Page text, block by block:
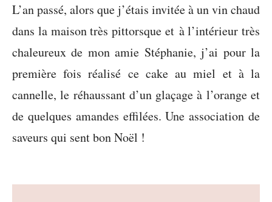
L’an passé, alors que j’étais invitée à un vin chaud
dans la maison très pittorsque et à l’intérieur très
chaleureux de mon amie Stéphanie, j’ai pour la
première fois réalisé ce cake au miel et à la
cannelle, le réhaussant d’un glaçage à l’orange et
de quelques amandes effilées. Une association de
saveurs qui sent bon Noël !